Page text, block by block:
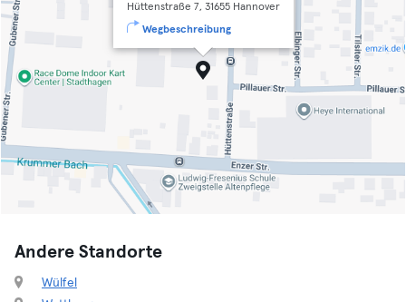
Hüttenstraße 7, 31655 Hannover
Wegbeschreibung
Andere Standorte
Wülfel